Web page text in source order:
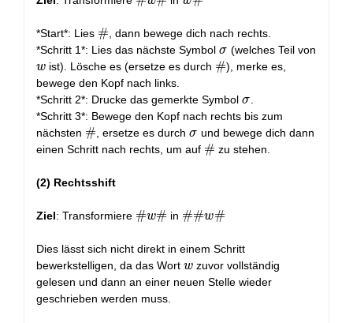
*Start*: Lies \#
# , dann bewege dich nach rechts.
*Schritt 1*: Lies das nächste Symbol \sigma
σ (welches Teil von
w
w ist). Lösche es (ersetze es durch \#
#), merke es,
bewege den Kopf nach links.
*Schritt 2*: Drucke das gemerkte Symbol \sigma
σ
*Schritt 3*: Bewege den Kopf nach rechts bis zum
nächsten \#
# , ersetze es durch \sigma
σ und bewege dich dann
einen Schritt nach rechts, um auf \#
# zu stehen.
(2) Rechtsshift
Ziel: Transformiere \#w\#
#w# in \#\#w\#
##w#
Dies lässt sich nicht direkt in einem Schritt
bewerkstelligen, da das Wort w
w zuvor vollständig
gelesen und dann an einer neuen Stelle wieder
geschrieben werden muss.